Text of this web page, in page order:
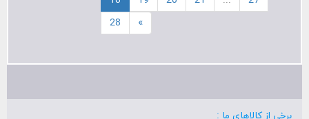
28
»
برخی از کالاهای ما :